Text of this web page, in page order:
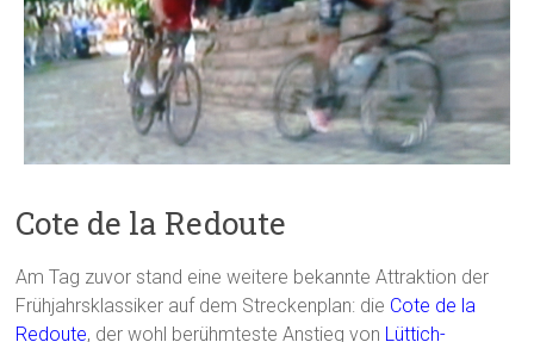
Cote de la Redoute
Am Tag zuvor stand eine weitere bekannte Attraktion der
Frühjahrsklassiker auf dem Streckenplan: die Cote de la
Redoute, der wohl berühmteste Anstieg von Lüttich-